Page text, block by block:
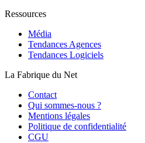
Ressources
Média
Tendances Agences
Tendances Logiciels
La Fabrique du Net
Contact
Qui sommes-nous ?
Mentions légales
Politique de confidentialité
CGU